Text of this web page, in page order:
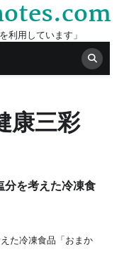
利用しています」
康三彩
分を考えた冷凍食
た冷凍食品「おまか